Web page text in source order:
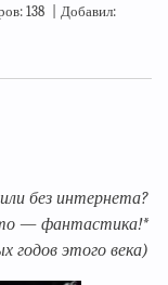
138 Добавил:
без интернета?
— фантастика!*
годов этого века)